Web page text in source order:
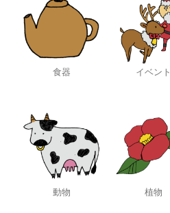
食器 イベント
動物 植物